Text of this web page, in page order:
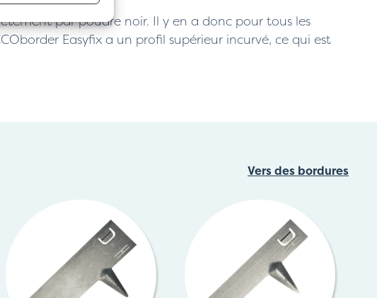
par poudre noir. Il y en a donc pour tous les
Easyfix a un profil supérieur incurvé, ce qui est
Vers des bordures